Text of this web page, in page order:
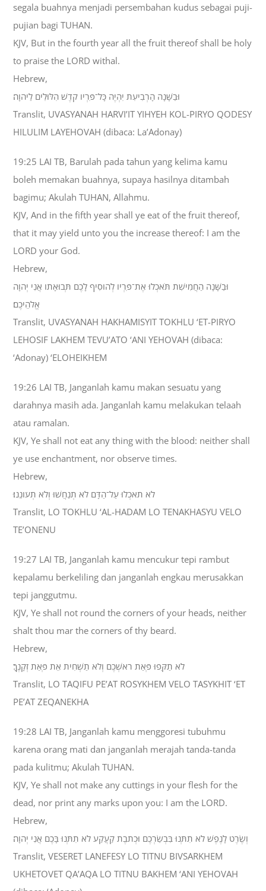
segala buahnya menjadi persembahan kudus sebagai puji-
pujian bagi TUHAN.
KJV, But in the fourth year all the fruit thereof shall be holy
to praise the LORD withal.
Hebrew,
וּבַשָּׁנָה הָרְבִיעִת יִהְיֶה כָּל־פִּרְיֹו קֹדֶשׁ הִלּוּלִים לַיהוָה׃
Translit, UVASYANAH HARVI’IT YIHYEH KOL-PIRYO QODESY
HILULIM LAYEHOVAH (dibaca: La’Adonay)
19:25 LAI TB, Barulah pada tahun yang kelima kamu
boleh memakan buahnya, supaya hasilnya ditambah
bagimu; Akulah TUHAN, Allahmu.
KJV, And in the fifth year shall ye eat of the fruit thereof,
that it may yield unto you the increase thereof: I am the
LORD your God.
Hebrew,
וּבַשָּׁנָה הַחֲמִישִׁת תֹּאכְלוּ אֶת־פִּרְיֹו לְהֹוסִיף לָכֶם תְּבוּאָתֹו אֲנִי יְהוָה
אֱלֹהֵיכֶם׃
Translit, UVASYANAH HAKHAMISYIT TOKHLU ‘ET-PIRYO
LEHOSIF LAKHEM TEVU’ATO ‘ANI YEHOVAH (dibaca:
‘Adonay) ‘ELOHEIKHEM
19:26 LAI TB, Janganlah kamu makan sesuatu yang
darahnya masih ada. Janganlah kamu melakukan telaah
atau ramalan.
KJV, Ye shall not eat any thing with the blood: neither shall
ye use enchantment, nor observe times.
Hebrew,
לֹא תֹאכְלוּ עַל־הַדָּם לֹא תְנַחֲשׁוּ וְלֹא תְעֹונֵנוּ׃
Translit, LO TOKHLU ‘AL-HADAM LO TENAKHASYU VELO
TE’ONENU
19:27 LAI TB, Janganlah kamu mencukur tepi rambut
kepalamu berkeliling dan janganlah engkau merusakkan
tepi janggutmu.
KJV, Ye shall not round the corners of your heads, neither
shalt thou mar the corners of thy beard.
Hebrew,
לֹא תַקִּפוּ פְּאַת רֹאשְׁכֶם וְלֹא תַשְׁחִית אֵת פְּאַת זְקָנֶךָ׃
Translit, LO TAQIFU PE’AT ROSYKHEM VELO TASYKHIT ‘ET
PE’AT ZEQANEKHA
19:28 LAI TB, Janganlah kamu menggoresi tubuhmu
karena orang mati dan janganlah merajah tanda-tanda
pada kulitmu; Akulah TUHAN.
KJV, Ye shall not make any cuttings in your flesh for the
dead, nor print any marks upon you: I am the LORD.
Hebrew,
וְשֶׂרֶט לָנֶפֶשׁ לֹא תִתְּנוּ בִּבְשַׂרְכֶם וּכְתֹבֶת קַעֲקַע לֹא תִתְּנוּ בָּכֶם אֲנִי יְהוָה׃
Translit, VESERET LANEFESY LO TITNU BIVSARKHEM
UKHETOVET QA’AQA LO TITNU BAKHEM ‘ANI YEHOVAH